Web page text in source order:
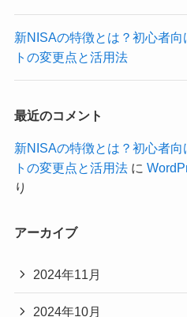
新NISAの特徴とは？初心者
トの変更点と活用法
最近のコメント
新NISAの特徴とは？初心者
トの変更点と活用法に
り
アーカイブ
2024年11月
2024年10月